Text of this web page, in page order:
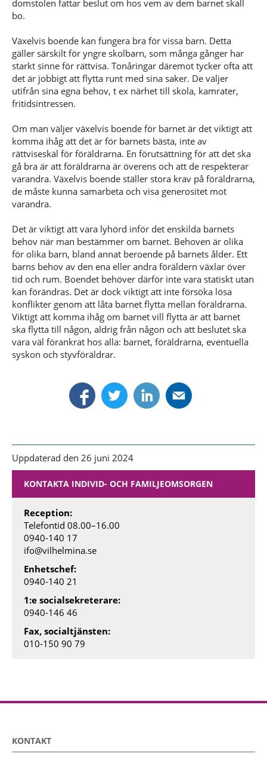
domstolen fattar beslut om hos vem av dem barnet skall
bo.
Växelvis boende kan fungera bra för vissa barn. Detta
gäller särskilt för yngre skolbarn, som många gånger har
starkt sinne för rättvisa. Tonåringar däremot tycker ofta att
det är jobbigt att flytta runt med sina saker. De väljer
utifrån sina egna behov, t ex närhet till skola, kamrater,
fritidsintressen.
Om man väljer växelvis boende för barnet är det viktigt att
komma ihåg att det är för barnets bästa, inte av
rättviseskäl för föräldrarna. En förutsättning för att det ska
gå bra är att föräldrarna är överens och att de respekterar
varandra. Växelvis boende ställer stora krav på föräldrarna,
de måste kunna samarbeta och visa generositet mot
varandra.
Det är viktigt att vara lyhörd inför det enskilda barnets
behov när man bestämmer om barnet. Behoven är olika
för olika barn, bland annat beroende på barnets ålder. Ett
barns behov av den ena eller andra föräldern växlar över
tid och rum. Boendet behöver därför inte vara statiskt utan
kan förändras. Det är dock viktigt att inte försöka lösa
konflikter genom att låta barnet flytta mellan föräldrarna.
Viktigt att komma ihåg om barnet vill flytta är att barnet
ska flytta till någon, aldrig från någon och att beslutet ska
vara väl förankrat hos alla: barnet, föräldrarna, eventuella
syskon och styvföräldrar.
Uppdaterad den 26 juni 2024
KONTAKTA INDIVID- OCH FAMILJEOMSORGEN
Reception:
Telefontid 08.00–16.00
0940-140 17
ifo@vilhelmina.se
Enhetschef:
0940-140 21
1:e socialsekreterare:
0940-146 46
Fax, socialtjänsten:
010-150 90 79
KONTAKT